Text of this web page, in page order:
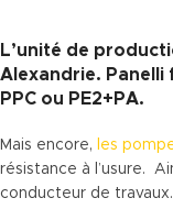
L’unité de
Alexandrie.
PPC ou PE2+PA.
Mais encore, les
résistance à l’usure.
conducteur de